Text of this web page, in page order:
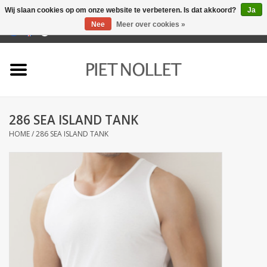
Badlinnen
Tafellinnen
Keukenlinnen
286 SEA ISLAND TANK
HOME/286 SEA ISLAND TANK
Wij slaan cookies op om onze website te verbeteren. Is dat akkoord?
Ja
Nee
Meer over cookies »